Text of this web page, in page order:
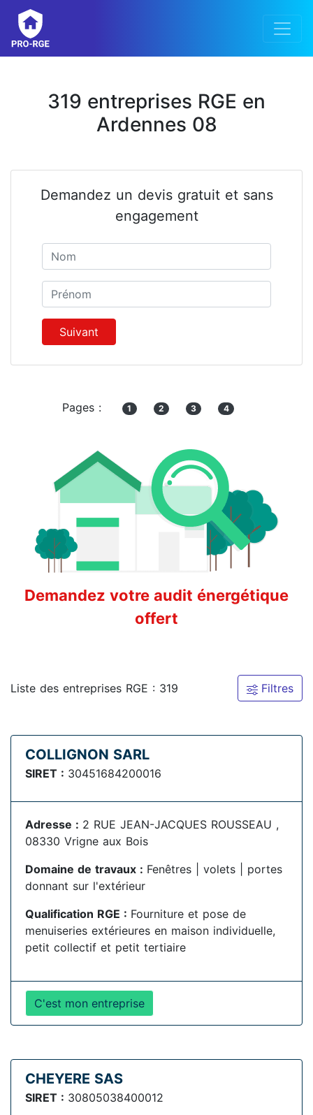
319 entreprises RGE en
Ardennes 08
Demandez un devis gratuit et sans
engagement
Prénom
Suivant
Pages : 1 2 3 4
Demandez votre audit énergétique
offert
Liste des entreprises RGE : 319 Filtres
COLLIGNON SARL
SIRET : 30451684200016
Adresse : 2 RUE JEAN-JACQUES ROUSSEAU ,
08330 Vrigne aux Bois
Domaine de travaux : Fenêtres | volets | portes
donnant sur l'extérieur
Qualification RGE : Fourniture et pose de
menuiseries extérieures en maison individuelle,
petit collectif et petit tertiaire
C'est mon entreprise
CHEYERE SAS
SIRET : 30805038400012